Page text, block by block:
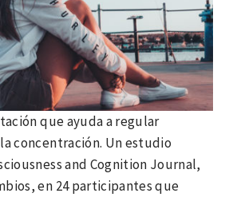
que ayuda a regular
concentración. Un estudio
and Cognition Journal,
en 24 participantes que